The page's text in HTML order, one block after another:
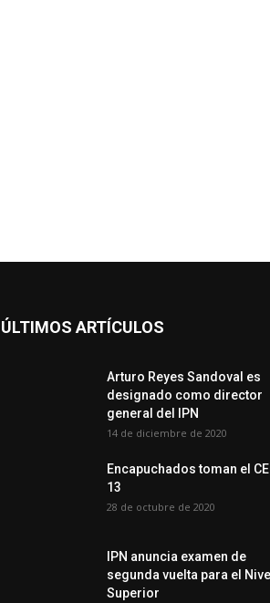
ÚLTIMOS ARTÍCULOS
Arturo Reyes Sandoval es
designado como director
general del IPN
14 de diciembre de 2020
Encapuchados toman el
13
28 de octubre de 2020
IPN anuncia examen de
segunda vuelta para el Nivel
Superior